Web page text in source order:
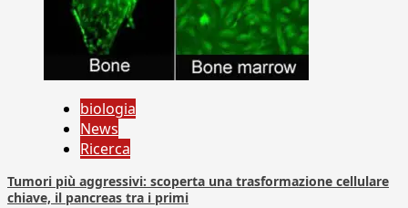
biologia
News
Ricerca
Tumori più aggressivi: scoperta una trasformazione cellulare
chiave, il pancreas tra i primi